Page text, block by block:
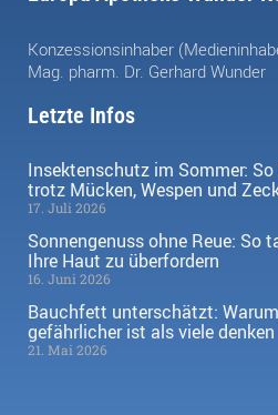
Konzessionsinhaber
Mag. pharm. Dr. Gerhard Wunder
Letzte Infos
Insektenschutz im Sommer:
trotz Mücken, Wespen und
17. Juli 2026
Sonnengenuss ohne Reue: So
Ihre Haut zu überfordern
16. Juni 2026
Bauchfett unterschätzt:
gefährlicher ist als viele denken
21. Mai 2026